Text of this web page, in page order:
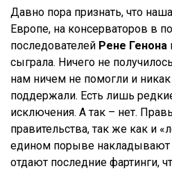
Давно пора признать, что
Европе, на консерваторов в
последователей Рене Генона
сыграла. Ничего не
нам ничем не помогли и
поддержали. Есть лишь
исключения. А так – нет.
правительства, так же как и
едином порыве накладывают
отдают последние фартинги,